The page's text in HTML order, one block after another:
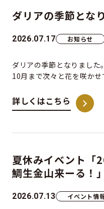
ダリアの季節とな
2026.07.17 お知らせ
ダリアの季節となりました。
10月まで次々と花を咲か
詳しくはこちら
夏休みイベント「
鯛生金山来ーる！
2026.07.13 イベント情